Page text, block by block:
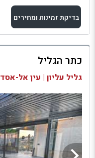
בדיקת זמינות ומחירים
למתחם זה
בדיקת זמינות ומחירים
כתר הגליל
גליל עליון | עין אל-אסד